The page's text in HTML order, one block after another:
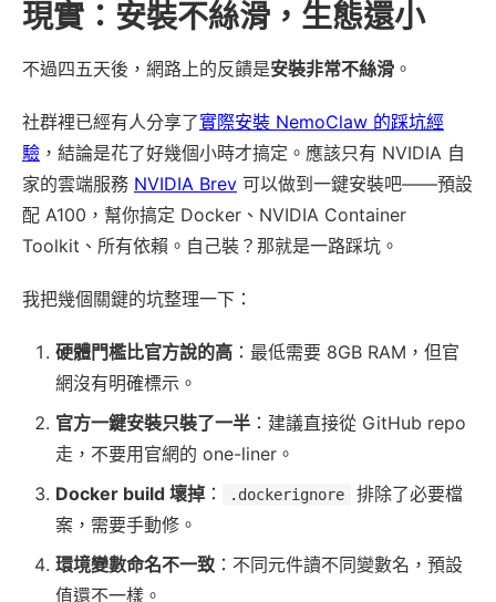
現實：安裝不絲滑，生態還小
不過四五天後，網路上的反饋是安裝非常不絲滑 。
社群裡已經有人分享了實際安裝 NemoClaw 的踩坑經
驗 ，結論是花了好幾個小時才搞定。應該只有 NVIDIA 自
家的雲端服務 NVIDIA Brev 可以做到一鍵安裝吧——預設
配 A100，幫你搞定 Docker、NVIDIA Container
Toolkit、所有依賴。自己裝？那就是一路踩坑。
我把幾個關鍵的坑整理一下：
硬體門檻比官方說的高 ：最低需要 8GB RAM，但官
網沒有明確標示。
官方一鍵安裝只裝了一半 ：建議直接從 GitHub repo
走，不要用官網的 one-liner。
Docker build 壞掉 ： .dockerignore
排除了必要檔
案，需要手動修。
環境變數命名不一致 ：不同元件讀不同變數名，預設
值還不一樣。